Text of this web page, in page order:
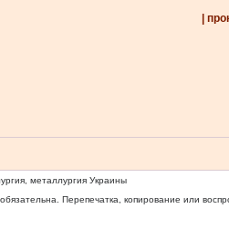
|
металлургия Украины
обязательна. Перепечатка, копирование или